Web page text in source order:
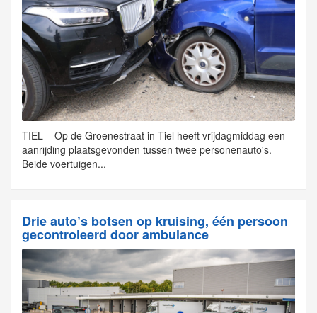
TIEL – Op de Groenestraat in Tiel heeft vrijdagmiddag een
aanrijding plaatsgevonden tussen twee personenauto's.
Beide voertuigen...
Drie auto’s botsen op kruising, één persoon
gecontroleerd door ambulance